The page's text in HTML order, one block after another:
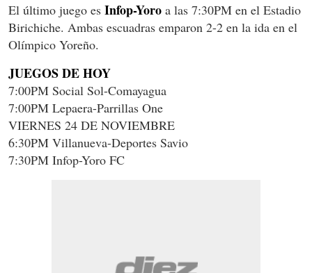
El último juego es Infop-Yoro a las 7:30PM en el Estadio
Birichiche. Ambas escuadras emparon 2-2 en la ida en el
Olímpico Yoreño.
JUEGOS DE HOY
7:00PM Social Sol-Comayagua
7:00PM Lepaera-Parrillas One
VIERNES 24 DE NOVIEMBRE
6:30PM Villanueva-Deportes Savio
7:30PM Infop-Yoro FC